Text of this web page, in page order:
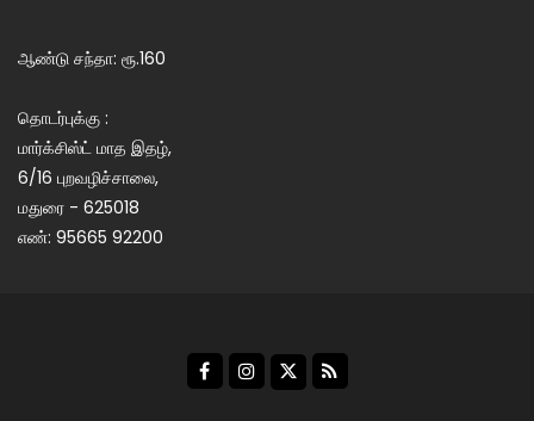
ஆண்டு சந்தா: ரூ.160
தொடர்புக்கு :
மார்க்சிஸ்ட் மாத இதழ்,
6/16 புறவழிச்சாலை,
மதுரை - 625018
எண்: 95665 92200